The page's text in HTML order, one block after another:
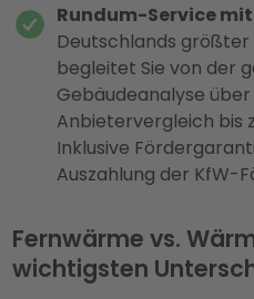
Rundum-Service mit
Deutschlands
begleitet Sie von der
Gebäudeanalyse
Anbietervergleich bis
Inklusive
Auszahlung der KfW-
Fernwärme vs.
wichtigsten